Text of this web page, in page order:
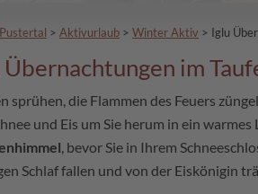
> Aktivurlaub > Winter Aktiv > Iglu
Übernachtungen im
sprühen, die Flammen des Feuers
und Eis um Sie herum in ein warmes
, bevor Sie in Ihrem
Schlaf fallen und von der Eiskönigin